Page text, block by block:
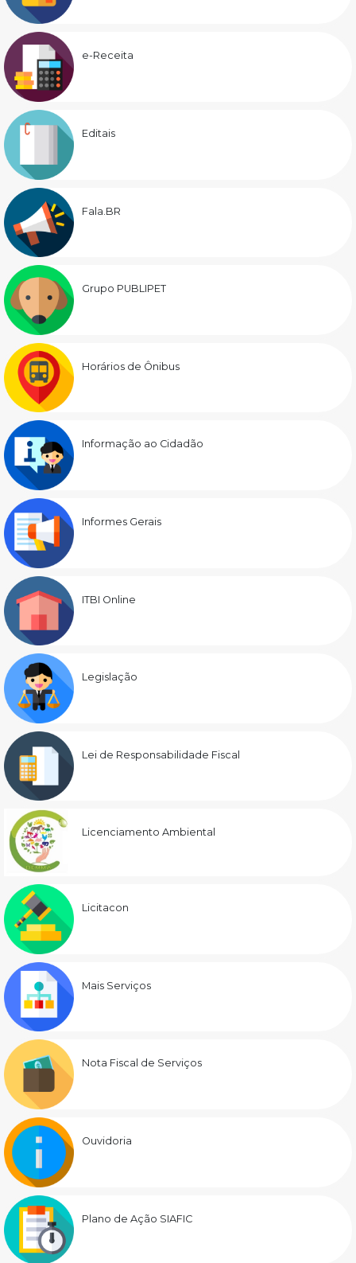
e-Receita
Editais
Fala.BR
Grupo PUBLIPET
Horários de Ônibus
Informação ao Cidadão
Informes Gerais
ITBI Online
Legislação
Lei de Responsabilidade Fiscal
Licenciamento Ambiental
Licitacon
Mais Serviços
Nota Fiscal de Serviços
Ouvidoria
Plano de Ação SIAFIC